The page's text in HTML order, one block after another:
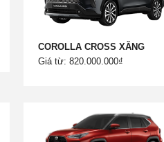
COROLLA CROSS XĂNG
Giá từ: 820.000.000₫